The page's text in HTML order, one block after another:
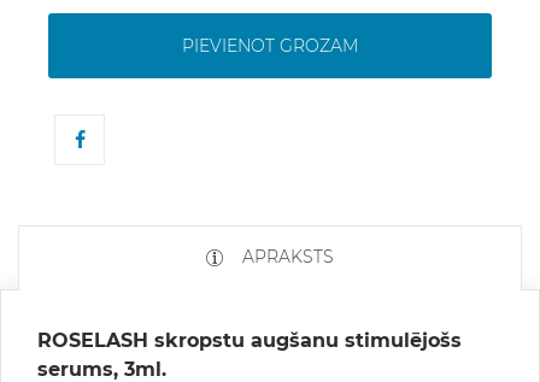
PIEVIENOT GROZAM
APRAKSTS
ROSELASH skropstu augšanu stimulējošs
serums, 3ml.